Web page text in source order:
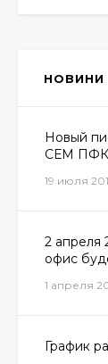
НОВИНИ
Новый
СЕМ
19 июля
2 апреля
офис
1 апреля
График